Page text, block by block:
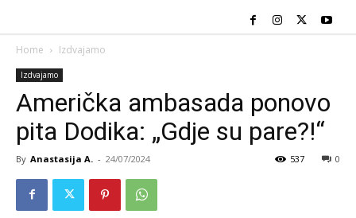
Home Izdvajamo
Izdvajamo
Američka ambasada ponovo
pita Dodika: „Gdje su pare?!“
By Anastasija A. - 24/07/2024 0
537